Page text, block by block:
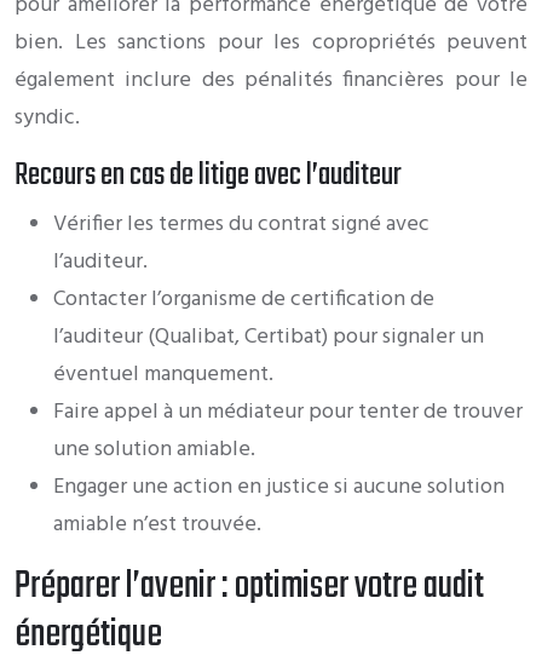
bien. Les sanctions pour les copropriétés peuvent
également inclure des pénalités financières pour le
syndic.
Recours en cas de litige avec l’auditeur
Vérifier les termes du contrat signé avec
l’auditeur.
Contacter l’organisme de certification de
l’auditeur (Qualibat, Certibat) pour signaler un
éventuel manquement.
Faire appel à un médiateur pour tenter de trouver
une solution amiable.
Engager une action en justice si aucune solution
amiable n’est trouvée.
Préparer l’avenir : optimiser votre audit
énergétique